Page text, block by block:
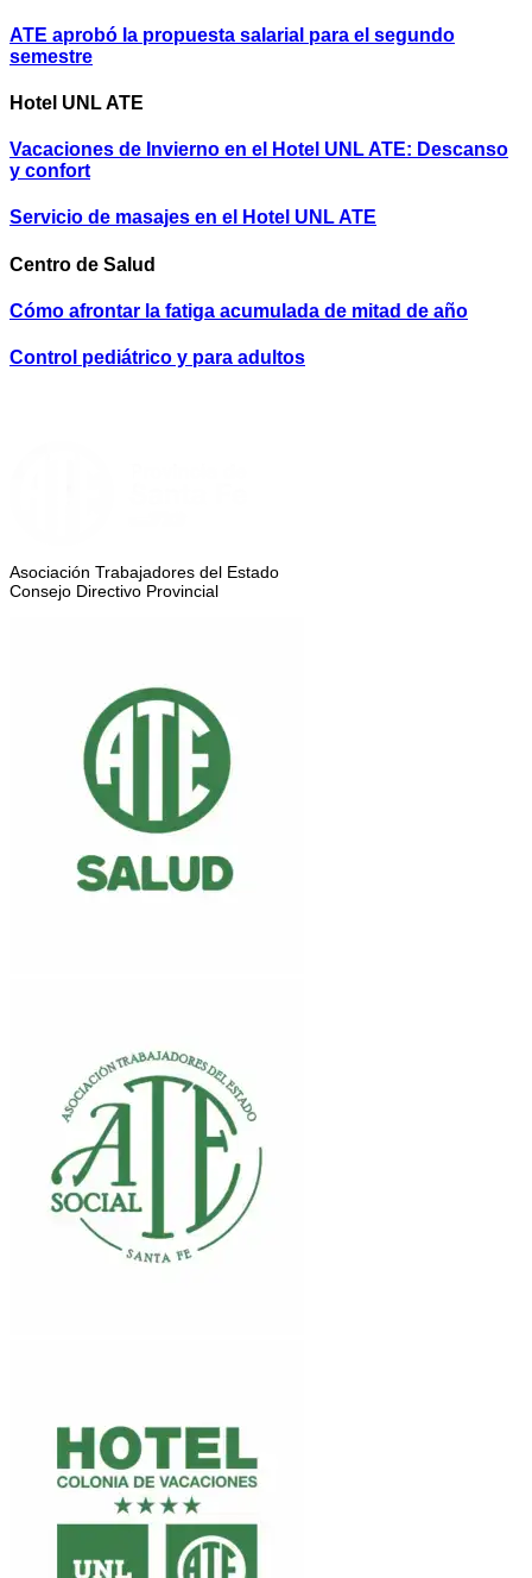
ATE aprobó la propuesta salarial para el segundo
semestre
Hotel UNL ATE
Vacaciones de Invierno en el Hotel UNL ATE: Descanso
y confort
Servicio de masajes en el Hotel UNL ATE
Centro de Salud
Cómo afrontar la fatiga acumulada de mitad de año
Control pediátrico y para adultos
Asociación Trabajadores del Estado
Consejo Directivo Provincial